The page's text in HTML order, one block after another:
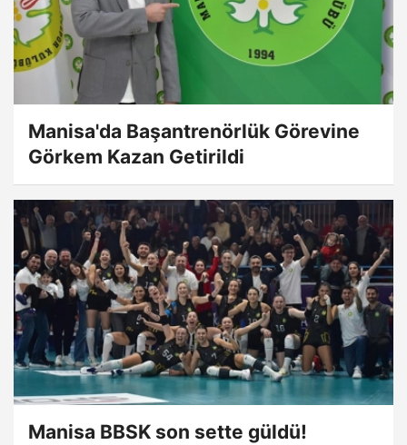
Manisa'da Başantrenörlük Görevine
Görkem Kazan Getirildi
Manisa BBSK son sette güldü!